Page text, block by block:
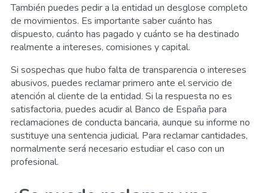
También puedes pedir a la entidad un desglose completo
de movimientos. Es importante saber cuánto has
dispuesto, cuánto has pagado y cuánto se ha destinado
realmente a intereses, comisiones y capital.
Si sospechas que hubo falta de transparencia o intereses
abusivos, puedes reclamar primero ante el servicio de
atención al cliente de la entidad. Si la respuesta no es
satisfactoria, puedes acudir al Banco de España para
reclamaciones de conducta bancaria, aunque su informe no
sustituye una sentencia judicial. Para reclamar cantidades,
normalmente será necesario estudiar el caso con un
profesional.